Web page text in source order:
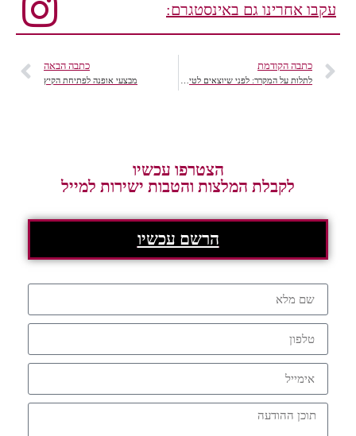
עקבו אחרינו גם באינסטגרם:
כתבה הקודמת כתבה הבאה
מבצעי אופנה לפתיחת הקיץ
הצטרפו עכשיו
לקבלת המלצות והטבות ישירות למייל
הרשם עכשיו